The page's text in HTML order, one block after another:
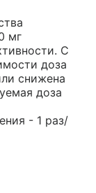
мг
С
доза
снижена
доза
- 1 раз/